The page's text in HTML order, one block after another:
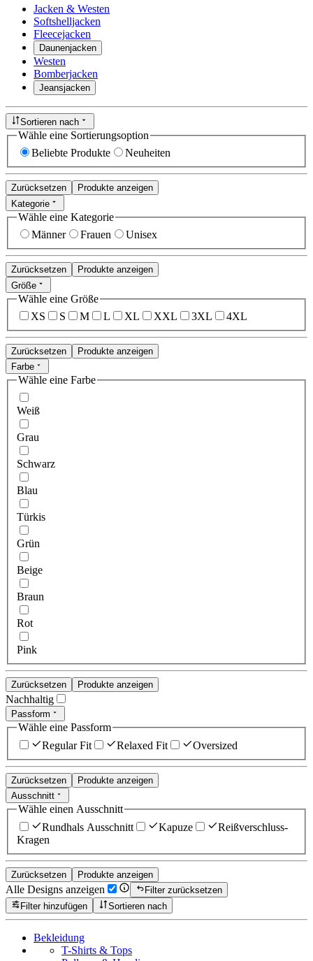
Jacken & Westen
Softshelljacken
Fleecejacken
Daunenjacken
Westen
Bomberjacken
Jeansjacken
Sortieren nach
Wähle eine Sortierungsoption
Beliebte Produkte
Neuheiten
Zurücksetzen
Produkte anzeigen
Kategorie
Wähle eine Kategorie
Männer
Frauen Unisex
Zurücksetzen
Produkte anzeigen
Größe
Wähle eine Größe
XS
S M L XL XXL 3XL 4XL
Zurücksetzen
Produkte anzeigen
Farbe
Wähle eine Farbe
Weiß
Grau
Schwarz
Blau
Türkis
Grün
Beige
Braun
Rot
Pink
Zurücksetzen Produkte anzeigen
Nachhaltig
Passform
Wähle eine Passform
Regular Fit
Relaxed Fit Oversized
Zurücksetzen
Produkte anzeigen
Ausschnitt
Wähle einen Ausschnitt
Rundhals Ausschnitt
Kapuze
Reißverschluss-
Kragen
Zurücksetzen Produkte anzeigen
Alle Designs anzeigen
Filter zurücksetzen
Filter hinzufügen
Sortieren nach
Bekleidung
T-Shirts & Tops